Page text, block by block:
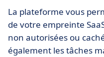
La plateforme vous
de votre empreinte
non autorisées ou
également les tâches